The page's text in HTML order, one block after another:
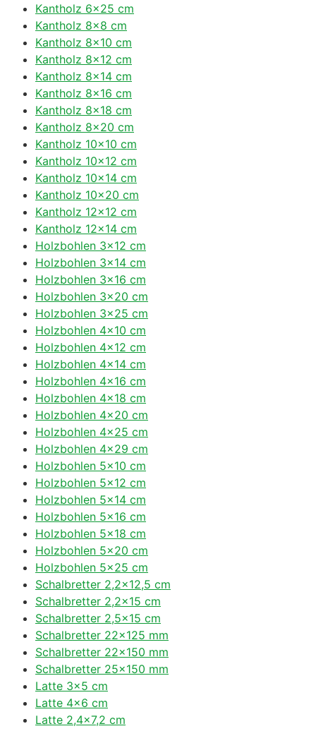
Kantholz 6×25 cm
Kantholz 8×8 cm
Kantholz 8×10 cm
Kantholz 8×12 cm
Kantholz 8×14 cm
Kantholz 8×16 cm
Kantholz 8×18 cm
Kantholz 8×20 cm
Kantholz 10×10 cm
Kantholz 10×12 cm
Kantholz 10×14 cm
Kantholz 10×20 cm
Kantholz 12×12 cm
Kantholz 12×14 cm
Holzbohlen 3×12 cm
Holzbohlen 3×14 cm
Holzbohlen 3×16 cm
Holzbohlen 3×20 cm
Holzbohlen 3×25 cm
Holzbohlen 4×10 cm
Holzbohlen 4×12 cm
Holzbohlen 4×14 cm
Holzbohlen 4×16 cm
Holzbohlen 4×18 cm
Holzbohlen 4×20 cm
Holzbohlen 4×25 cm
Holzbohlen 4×29 cm
Holzbohlen 5×10 cm
Holzbohlen 5×12 cm
Holzbohlen 5×14 cm
Holzbohlen 5×16 cm
Holzbohlen 5×18 cm
Holzbohlen 5×20 cm
Holzbohlen 5×25 cm
Schalbretter 2,2×12,5 cm
Schalbretter 2,2×15 cm
Schalbretter 2,5×15 cm
Schalbretter 22×125 mm
Schalbretter 22×150 mm
Schalbretter 25×150 mm
Latte 3×5 cm
Latte 4×6 cm
Latte 2,4×7,2 cm